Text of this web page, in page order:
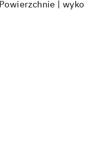
Powierzchnie |